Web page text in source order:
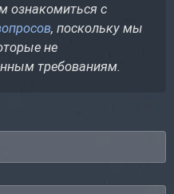
ознакомиться с
, поскольку мы
не
требованиям.